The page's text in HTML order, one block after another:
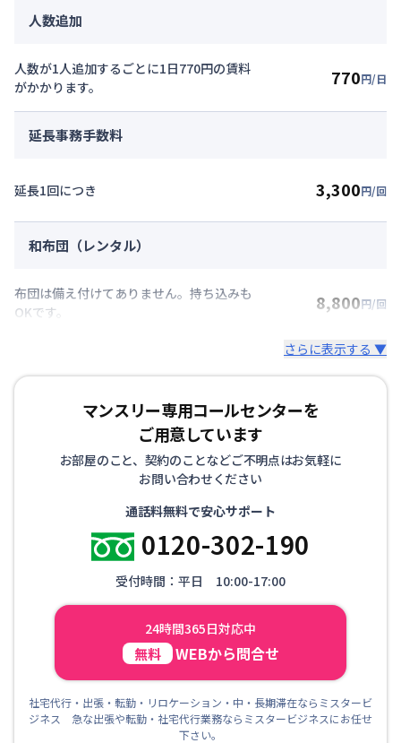
人数追加
人数が1人追加するごとに1日770円の賃料
がかかります。
770円/日
延長事務手数料
延長1回につき 3,300円/回
和布団（レンタル）
布団は備え付けてありません。持ち込みも
OKです。
8,800円/回
さらに表示する ▼
マンスリー専用コールセンターを
ご用意しています
お部屋のこと、契約のことなどご不明点はお気軽に
お問い合わせください
通話料無料で安心サポート
0120-302-190
受付時間：平日 10:00-17:00
24時間365日対応中
無料 WEBから問合せ
社宅代行・出張・転勤・リロケーション・中・長期滞在ならミスタービ
ジネス 急な出張や転勤・社宅代行業務ならミスタービジネスにお任せ
下さい。